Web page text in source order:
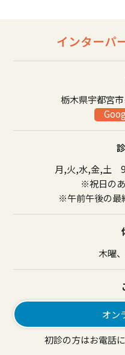
インターパ
栃木県宇都宮
月,火,水,金,土
※祝日の
※午前午後の最
木曜
オン
初診の方はお電話